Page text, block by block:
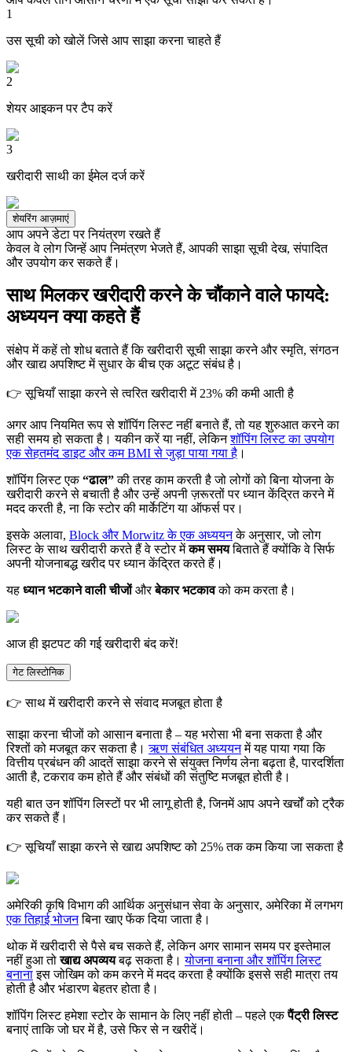
1
उस सूची को खोलें जिसे आप साझा करना चाहते हैं
2
शेयर आइकन पर टैप करें
3
खरीदारी साथी का ईमेल दर्ज करें
शेयरिंग आज़माएं
आप अपने डेटा पर नियंत्रण रखते हैं
केवल वे लोग जिन्हें आप निमंत्रण भेजते हैं, आपकी साझा सूची देख, संपादित
और उपयोग कर सकते हैं।
साथ मिलकर खरीदारी करने के चौंकाने वाले फायदे:
अध्ययन क्या कहते हैं
संक्षेप में कहें तो शोध बताते हैं कि खरीदारी सूची साझा करने और स्मृति, संगठन
और खाद्य अपशिष्ट में सुधार के बीच एक अटूट संबंध है।
👉 सूचियाँ साझा करने से त्वरित खरीदारी में 23% की कमी आती है
अगर आप नियमित रूप से शॉपिंग लिस्ट नहीं बनाते हैं, तो यह शुरुआत करने का
सही समय हो सकता है। यकीन करें या नहीं, लेकिनशॉपिंग लिस्ट का उपयोग
एक सेहतमंद डाइट और कम BMI से जुड़ा पाया गया है ।
शॉपिंग लिस्ट एक“ढाल”की तरह काम करती है जो लोगों को बिना योजना के
खरीदारी करने से बचाती है और उन्हें अपनी ज़रूरतों पर ध्यान केंद्रित करने में
मदद करती है, ना कि स्टोर की मार्केटिंग या ऑफर्स पर।
इसके अलावा, Block और Morwitz के एक अध्ययनके अनुसार, जो लोग
लिस्ट के साथ खरीदारी करते हैं वे स्टोर मेंकम समयबिताते हैं क्योंकि वे सिर्फ
अपनी योजनाबद्ध खरीद पर ध्यान केंद्रित करते हैं।
यह ध्यान भटकाने वाली चीजोंऔरबेकार भटकावको कम करता है।
आज ही झटपट की गई खरीदारी बंद करें!
गेट लिस्टोनिक
👉 साथ में खरीदारी करने से संवाद मजबूत होता है
साझा करना चीजों को आसान बनाता है – यह भरोसा भी बना सकता है और
रिश्तों को मजबूत कर सकता है।ऋण संबंधित अध्ययनमें यह पाया गया कि
वित्तीय प्रबंधन की आदतें साझा करने से संयुक्त निर्णय लेना बढ़ता है, पारदर्शिता
आती है, टकराव कम होते हैं और संबंधों की संतुष्टि मजबूत होती है।
यही बात उन शॉपिंग लिस्टों पर भी लागू होती है, जिनमें आप अपने खर्चों को ट्रैक
कर सकते हैं।
👉 सूचियाँ साझा करने से खाद्य अपशिष्ट को 25% तक कम किया जा सकता है
अमेरिकी कृषि विभाग की आर्थिक अनुसंधान सेवा के अनुसार, अमेरिका में लगभग
एक तिहाई भोजनबिना खाए फेंक दिया जाता है।
थोक में खरीदारी से पैसे बच सकते हैं, लेकिन अगर सामान समय पर इस्तेमाल
नहीं हुआ तोखाद्य अपव्ययबढ़ सकता है।योजना बनाना और शॉपिंग लिस्ट
बनानाइस जोखिम को कम करने में मदद करता है क्योंकि इससे सही मात्रा तय
होती है और भंडारण बेहतर होता है।
शॉपिंग लिस्ट हमेशा स्टोर के सामान के लिए नहीं होती – पहले एकपैंट्री लिस्ट
बनाएं ताकि जो घर में है, उसे फिर से न खरीदें।